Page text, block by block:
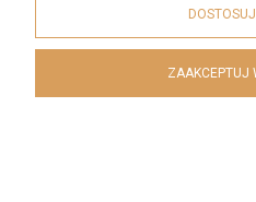
Codzienne kolczyki
również komfortowe w
z
Ich lekkość i odpowiednio
ZAAKCEPTUJ